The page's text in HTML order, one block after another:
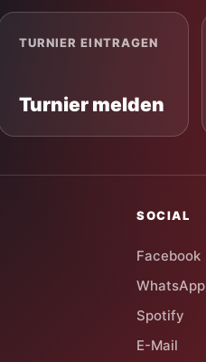
TURNIER EINTRAGEN
Turnier melden
SOCIAL
Facebook
WhatsApp
Spotify
E-Mail